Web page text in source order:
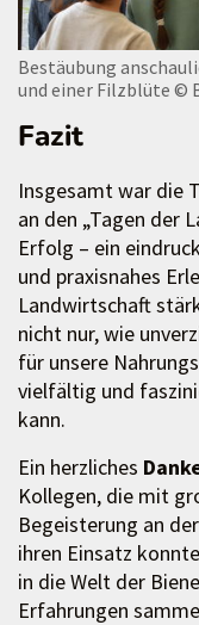
Bestäubung
und einer Filzblüte ©
Fazit
Insgesamt war die
an den „Tagen der
Erfolg – ein
und praxisnahes
Landwirtschaft
nicht nur, wie
für unsere
vielfältig und
kann.
Ein herzliches
Kollegen, die mit
Begeisterung an
ihren Einsatz
in die Welt der
Erfahrungen